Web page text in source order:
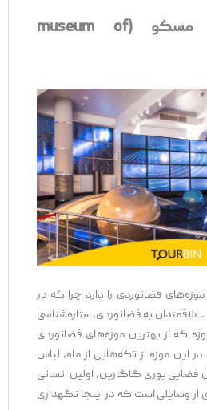
موزه فضانوردی مسکو (museum of
فضانوردی را دارد چرا که در
به فضانوردی، ستاره‌شناسی
که از بهترین موزه‌های فضانوردی
این موزه از تکه‌هایی از ماه، لباس
یوری گاگارین، اولین انسانی
وسایلی است که در اینجا نگهداری